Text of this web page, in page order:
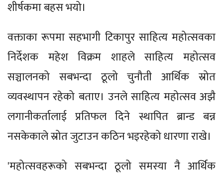
शीर्षकमा बहस भयो।
वक्ताका रूपमा सहभागी टिकापुर साहित्य महोत्सवका
निर्देशक महेश विक्रम शाहले साहित्य महोत्सव
सञ्चालनको सबभन्दा ठूलो चुनौती आर्थिक स्रोत
व्यवस्थापन रहेको बताए। उनले साहित्य महोत्सव अझै
लगानीकर्तालाई प्रतिफल दिने स्थापित ब्रान्ड बन्न
नसकेकाले स्रोत जुटाउन कठिन भइरहेको धारणा राखे।
'महोत्सवहरूको सबभन्दा ठूलो समस्या नै आर्थिक